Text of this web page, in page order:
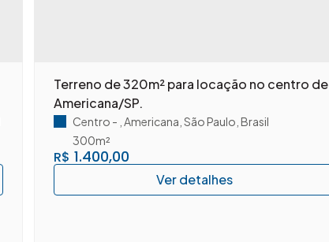
Terreno de 320m² para locação no centro de
Americana/SP.
R$ 1.400,00
Centro Americana São Paulo Brasil
300m²